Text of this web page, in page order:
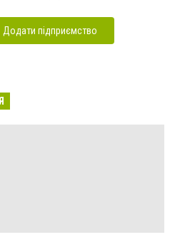
Додати підприємство